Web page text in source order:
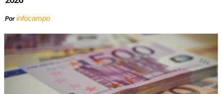
Porinfocampo